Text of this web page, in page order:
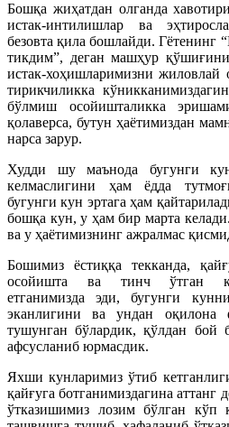
Бошқа жиҳатдан олганда
истак-интилишлар ва
безовта қила бошлайди. Гётенинг
тикдим”, деган машҳур
истак-хоҳишларимизни жиловлай
тирикчиликка
бўлмиш осойишталикка
қолаверса, бутун ҳаётимиздан
нарса зарур.
Худди шу маънода бугунги
келмаслигини ҳам ёдда
бугунги кун эртага ҳам
бошқа кун, у ҳам бир марта
ва у ҳаётимизнинг ажралмас
Бошимиз ёстиққа текканда,
осойишта ва тинч ўтган
етганимизда эди, бугунги
эканлигини ва ундан оқилона
тушунган бўлардик, қўлдан бой
афсусланиб юрмасдик.
Яхши кунларимиз ўтиб
қайғуга ботганимиздагина
ўтказишимиз лозим бўлган кўп